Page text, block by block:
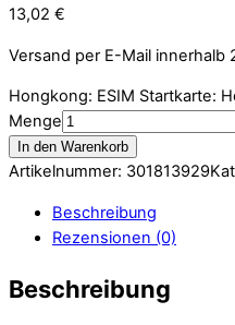
13,02 €
Versand per E-Mail innerhalb
Hongkong: ESIM Startkarte:
Menge
In den Warenkorb
Artikelnummer: 301813929
Beschreibung
Rezensionen (0)
Beschreibung